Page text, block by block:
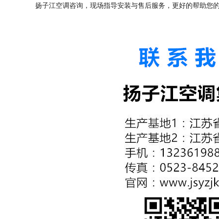
扬子江空调咨询，现场指导安装与售后服务，更好的帮助您